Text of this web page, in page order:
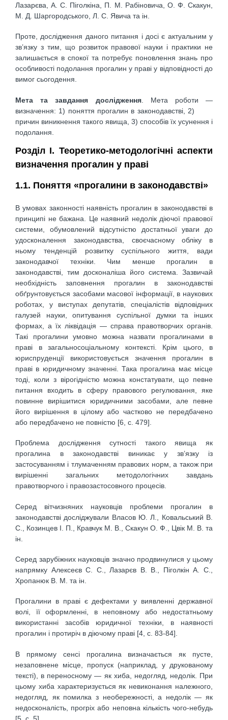
Лазарєва, А. С. Піголкіна, П. М. Рабіновича, О. Ф. Скакун,
М. Д. Шаргородського, Л. С. Явича та ін.
Проте, дослідження даного питання і досі є актуальним у
зв’язку з тим, що розвиток правової науки і практики не
залишається в спокої та потребує поновлення знань про
особливості подолання прогалин у праві у відповідності до
вимог сьогодення.
Мета та завдання дослідження. Мета роботи —
визначення: 1) поняття прогалин в законодавстві, 2)
причин виникнення такого явища, 3) способів їх усунення і
подолання.
Розділ І. Теоретико-методологічні аспекти
визначення прогалин у праві
1.1. Поняття «прогалини в законодавстві»
В умовах законності наявність прогалин в законодавстві в
принципі не бажана. Це наявний недолік діючої правової
системи, обумовлений відсутністю достатньої уваги до
удосконалення законодавства, своєчасному обліку в
ньому тенденцій розвитку суспільного життя, вади
законодавчої техніки. Чим менше прогалин в
законодавстві, тим досконаліша його система. Зазвичай
необхідність заповнення прогалин в законодавстві
обґрунтовується засобами масової інформації, в наукових
роботах, у виступах депутатів, спеціалістів відповідних
галузей науки, опитування суспільної думки та інших
формах, а їх ліквідація — справа правотворчих органів.
Такі прогалини умовно можна назвати прогалинами в
праві в загальносоціальному контексті. Крім цього, в
юриспруденції використовується значення прогалин в
праві в юридичному значенні. Така прогалина має місце
тоді, коли з вірогідністю можна констатувати, що певне
питання входить в сферу правового регулювання, яке
повинне вирішитися юридичними засобами, але певне
його вирішення в цілому або частково не передбачено
або передбачено не повністю [6, с. 479].
Проблема дослідження сутності такого явища як
прогалина в законодавстві виникає у зв’язку із
застосуванням і тлумаченням правових норм, а також при
вирішенні загальних методологічних завдань
правотворчого і правозастосовного процесів.
Серед вітчизняних науковців проблеми прогалин в
законодавстві досліджували Власов Ю. Л., Ковальський В.
С., Козинцев І. П., Кравчук М. В., Скакун О. Ф., Цвік М. В. та
ін.
Серед зарубіжних науковців значно продвинулися у цьому
напрямку Алексеєв С. С., Лазарєв В. В., Піголкін А. С.,
Хропанюк В. М. та ін.
Прогалини в праві є дефектами у виявленні державної
волі, її оформленні, в неповному або недостатньому
використанні засобів юридичної техніки, в наявності
прогалин і протиріч в діючому праві [4, с. 83-84].
В прямому сенсі прогалина визначається як пусте,
незаповнене місце, пропуск (наприклад, у друкованому
тексті), в переносному — як хиба, недогляд, недолік. При
цьому хиба характеризується як невиконання належного,
недогляд, як помилка з необережності, а недолік — як
недосконалість, прогріх або неповна кількість чого-небудь